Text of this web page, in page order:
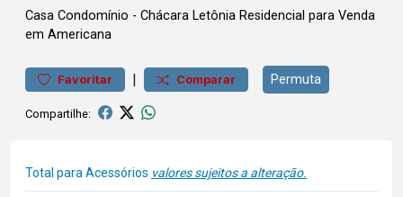
Casa Condomínio - Chácara Letônia Residencial para Venda
em Americana
Favoritar | Comparar Permuta
Compartilhe:
Total para Acessórios valores sujeitos a alteração.